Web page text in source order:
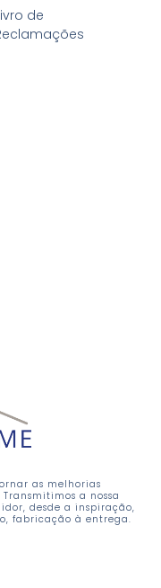
as melhorias
a nossa
desde a inspiração,
fabricação à entrega.
de